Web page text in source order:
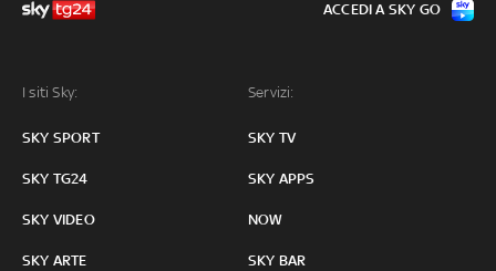
I siti Sky:
SKY SPORT
SKY TG24
SKY VIDEO
SKY ARTE
Servizi:
SKY TV
SKY APPS
NOW
SKY BAR
ACCEDI A SKY GO